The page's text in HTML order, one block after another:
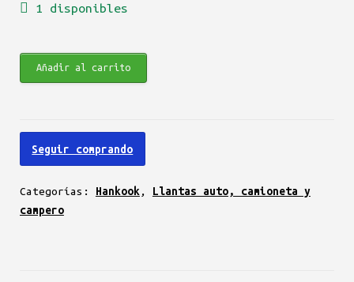
original
$750.900.
1 disponibles
Hankook
Dynapro
RA23
265/70
112H
cantidad
Añadir al carrito
Seguir comprando
Categorías: Hankook, Llantas auto, camioneta y
campero